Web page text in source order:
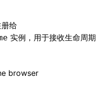
给
实例，用于接收生命周期
browser